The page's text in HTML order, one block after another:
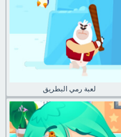
لعبة رمي البطريق